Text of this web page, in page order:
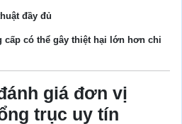
đầy đủ
cấp có thể gây thiệt hại lớn hơn chi
giá đơn vị
trục uy tín